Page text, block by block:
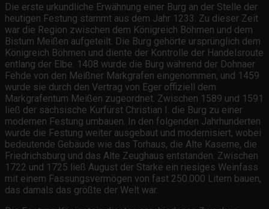
Die erste urkundliche Erwähnung einer Burg an der Stelle der
heutigen Festung stammt aus dem Jahr 1233. Zu dieser Zeit
war die Region zwischen dem Königreich Böhmen und dem
Bistum Meißen aufgeteilt. Die Burg gehörte ursprünglich dem
Königreich Böhmen und diente der Kontrolle der Handelsroute
entlang der Elbe. 1408 wurde die Burg während der Dohnaer
Fehde von den Meißner Markgrafen eingenommen, und 1459
wurde sie durch den Vertrag von Eger offiziell dem
Markgrafentum Meißen zugeordnet. Zwischen 1589 und 1591
ließ der sächsische Kurfürst Christian I. die Burg zu einer
modernen Festung umbauen. In den folgenden Jahrhunderten
wurde die Festung weiter ausgebaut und modernisiert, wobei
bedeutende Gebäude wie das Torhaus, die Alte Kaserne, die
Friedrichsburg und das Alte Zeughaus entstanden. Zwischen
1722 und 1725 ließ August der Starke ein riesiges Weinfass
mit einem Fassungsvermögen von fast 250.000 Litern bauen,
das damals das größte der Welt war.